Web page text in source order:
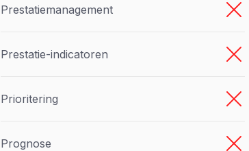
Prestatiemanagement
Prestatie-indicatoren
Prioritering
Prognose